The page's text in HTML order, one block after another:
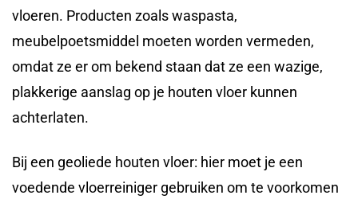
vloeren. Producten zoals waspasta,
meubelpoetsmiddel moeten worden vermeden,
omdat ze er om bekend staan dat ze een wazige,
plakkerige aanslag op je houten vloer kunnen
achterlaten.
Bij een geoliede houten vloer: hier moet je een
voedende vloerreiniger gebruiken om te voorkomen